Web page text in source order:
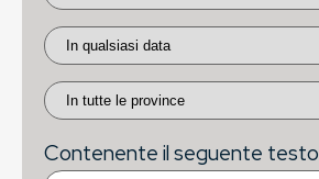
Contenente il seguente testo